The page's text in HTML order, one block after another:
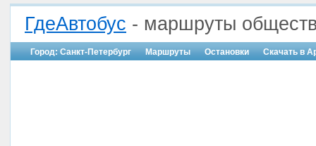
ГдеАвтобус - маршруты
Город: Санкт-Петербург Маршруты Остановки Скачать в